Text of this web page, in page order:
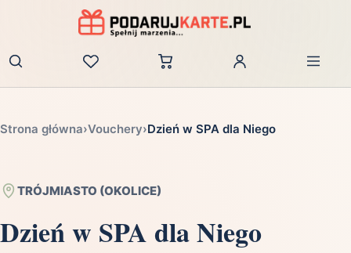
Zaloguj
Strona główna›Vouchery›Dzień w SPA dla Niego
TRÓJMIASTO (OKOLICE)
Dzień w SPA dla Niego